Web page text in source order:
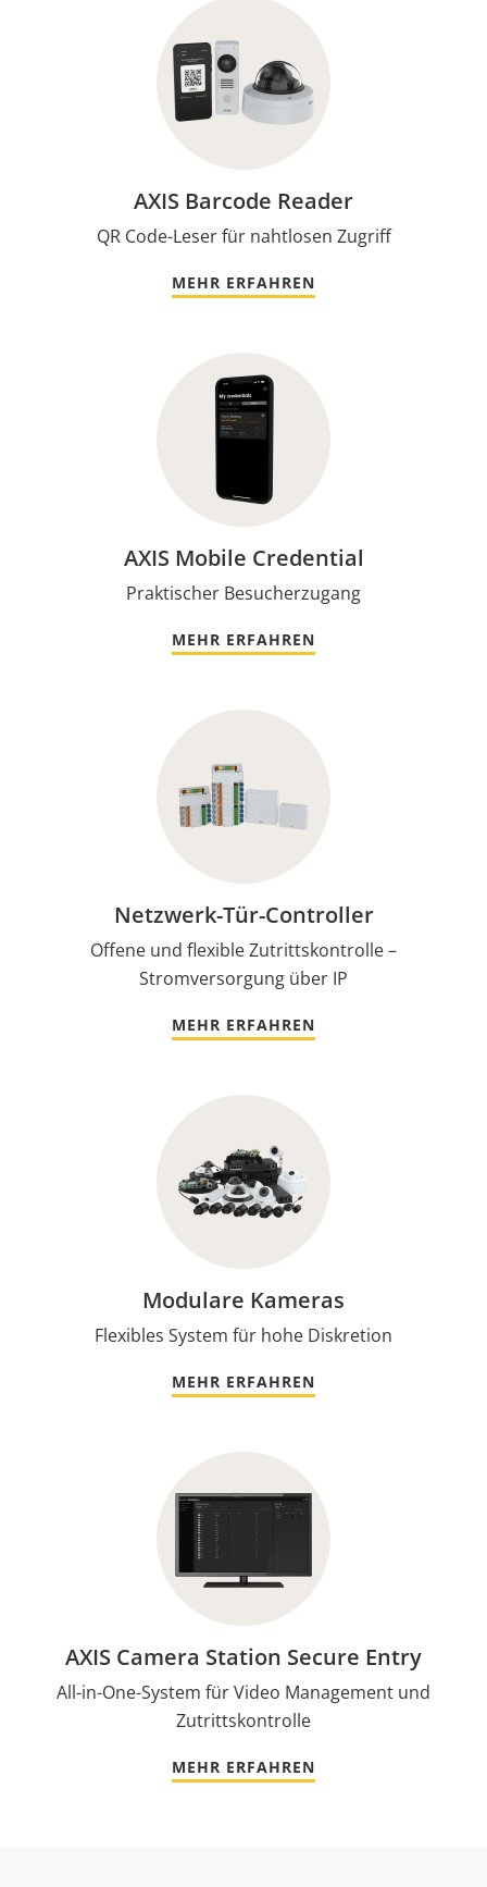
AXIS Barcode Reader
QR Code-Leser für nahtlosen Zugriff
MEHR ERFAHREN
AXIS Mobile Credential
Praktischer Besucherzugang
MEHR ERFAHREN
Netzwerk-Tür-Controller
Offene und flexible Zutrittskontrolle –
Stromversorgung über IP
MEHR ERFAHREN
Modulare Kameras
Flexibles System für hohe Diskretion
MEHR ERFAHREN
AXIS Camera Station Secure Entry
All-in-One-System für Video Management und
Zutrittskontrolle
MEHR ERFAHREN